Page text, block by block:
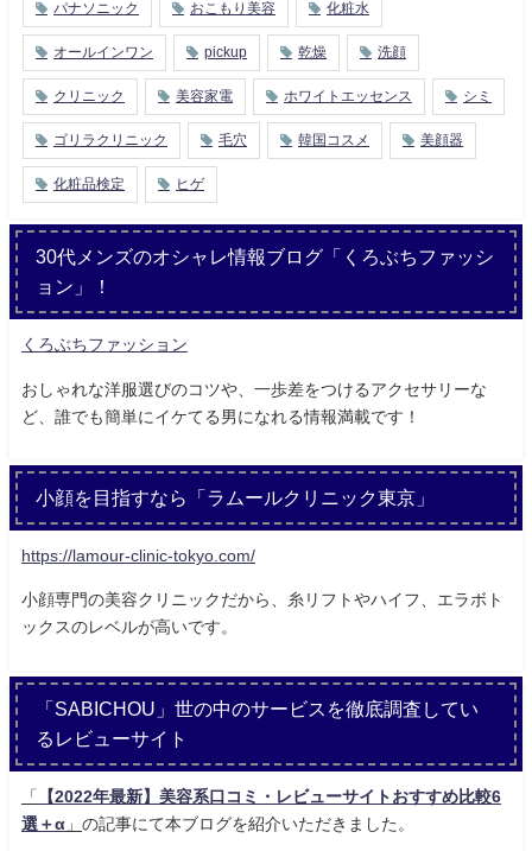
パナソニック おこもり美容 化粧水
オールインワン pickup 乾燥 洗顔
クリニック 美容家電 ホワイトエッセンス シミ
ゴリラクリニック 毛穴 韓国コスメ 美顔器
化粧品検定 ヒゲ
30代メンズのオシャレ情報ブログ「くろぶちファッシ
ョン」！
くろぶちファッション
おしゃれな洋服選びのコツや、一歩差をつけるアクセサリーな
ど、誰でも簡単にイケてる男になれる情報満載です！
小顔を目指すなら「ラムールクリニック東京」
https://lamour-clinic-tokyo.com/
小顔専門の美容クリニックだから、糸リフトやハイフ、エラボト
ックスのレベルが高いです。
「SABICHOU」世の中のサービスを徹底調査してい
るレビューサイト
「
【2022年最新】美容系口コミ・レビューサイトおすすめ比較6
選＋α 」 の記事にて本ブログを紹介いただきました。